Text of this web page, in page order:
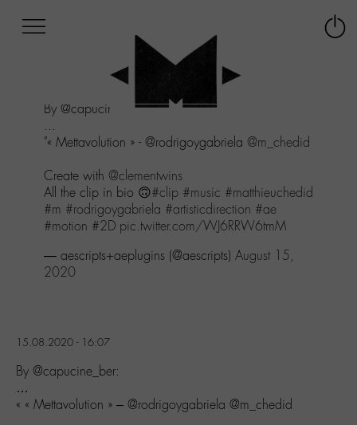
menu
Aller
contenu
Aller
By @capucine_ber:
...
"« Mettavolution » - @rodrigoygabriela @m_chedid
Create with @clementwins
All the clip in bio 🙃#clip #music #matthieuchedid
#m #rodrigoygabriela #artisticdirection #ae
#motion #2D pic.twitter.com/WJ6RRW6tmM
— aescripts+aeplugins (@aescripts) August 15,
2020
15.08.2020 - 16:07
By @capucine_ber:
…
« « Mettavolution » – @rodrigoygabriela @m_chedid